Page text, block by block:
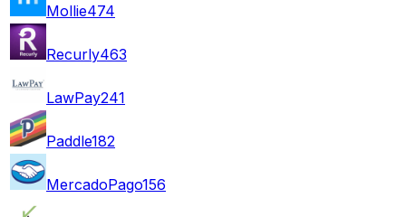
Mollie474
Recurly463
LawPay241
Paddle182
MercadoPago156